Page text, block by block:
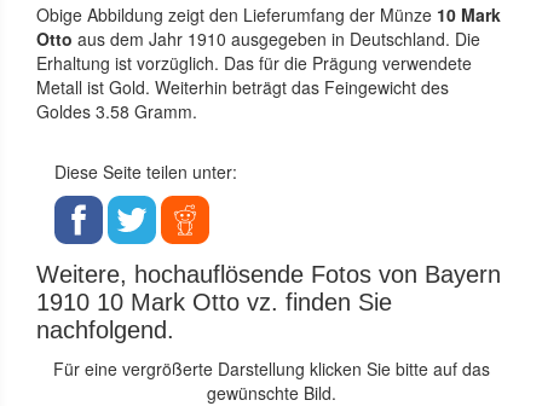
Obige Abbildung zeigt den Lieferumfang der Münze 10 Mark
Otto aus dem Jahr 1910 ausgegeben in Deutschland. Die
Erhaltung ist vorzüglich. Das für die Prägung verwendete
Metall ist Gold. Weiterhin beträgt das Feingewicht des
Goldes 3.58 Gramm.
Diese Seite teilen unter:
Weitere, hochauflösende Fotos von Bayern
1910 10 Mark Otto vz. finden Sie
nachfolgend.
Für eine vergrößerte Darstellung klicken Sie bitte auf das
gewünschte Bild.